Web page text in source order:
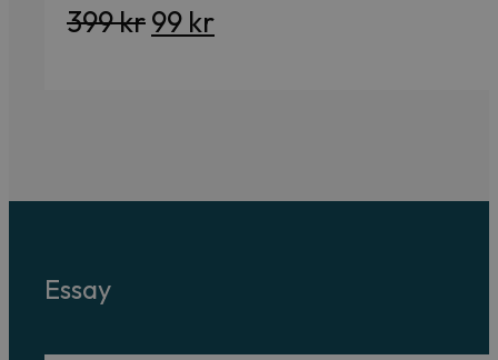
399krOpprinnelig
99 krNåværende
Essay